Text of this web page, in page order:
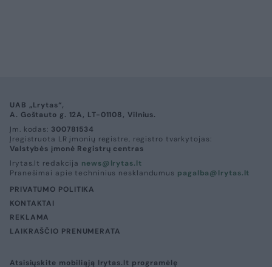
UAB „Lrytas“,
A. Goštauto g. 12A, LT-01108, Vilnius.
Įm. kodas: 300781534
Įregistruota LR įmonių registre, registro tvarkytojas:
Valstybės įmonė Registrų centras
lrytas.lt redakcija news@lrytas.lt
Pranešimai apie techninius nesklandumus pagalba@lrytas.lt
PRIVATUMO POLITIKA
KONTAKTAI
REKLAMA
LAIKRAŠČIO PRENUMERATA
Atsisiųskite mobiliąją lrytas.lt programėlę